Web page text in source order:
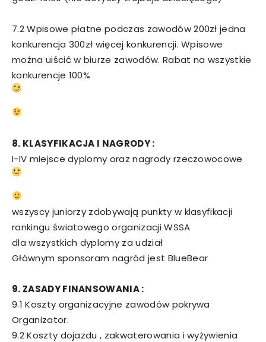
7.2 Wpisowe płatne podczas zawodów 200zł jedna
konkurencja 300zł więcej konkurencji. Wpisowe
można uiścić w biurze zawodów. Rabat na wszystkie
konkurencje 100%
8. KLASYFIKACJA I NAGRODY :
I-IV miejsce dyplomy oraz nagrody rzeczowocowe
wszyscy juniorzy zdobywają punkty w klasyfikacji
rankingu światowego organizacji WSSA
dla wszystkich dyplomy za udział
Głównym sponsoram nagród jest BlueBear
9. ZASADY FINANSOWANIA :
9.1 Koszty organizacyjne zawodów pokrywa
Organizator.
9.2 Koszty dojazdu , zakwaterowania i wyżywienia